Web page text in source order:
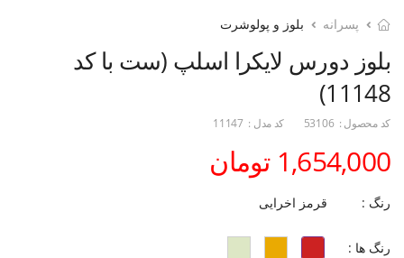
پسرانه بلوز و پولوشرت
بلوز دورس لایکرا اسلپ (ست با کد
11148)
کد محصول : 53106 کد مدل : 11147
1,654,000 تومان
رنگ : قرمز اخرایی
رنگ ها :